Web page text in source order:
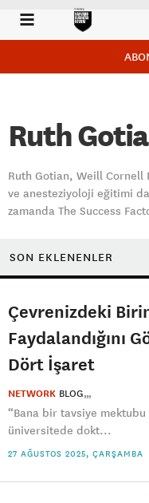
Ruth
Ruth Gotian, Weill Cornell
ve anesteziyoloji eğitimi
zamanda The Success
SON EKLENENLER
Çevrenizdeki
Faydalandığını
Dört İşaret
NETWORK BLOG
“Bana bir tavsiye mektubu
üniversitede dokt...
27 AĞUSTOS 2025, ÇARŞAMBA